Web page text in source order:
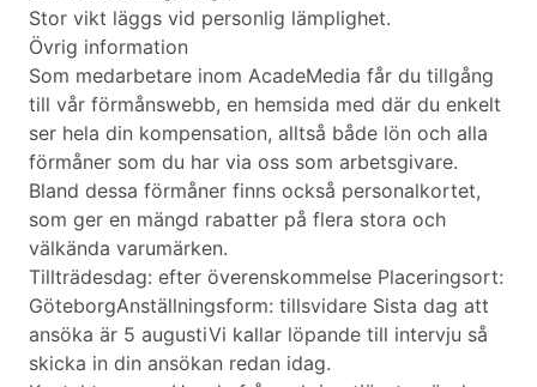
Stor vikt läggs vid personlig lämplighet.
Övrig information
Som medarbetare inom AcadeMedia får du tillgång
till vår förmånswebb, en hemsida med där du enkelt
ser hela din kompensation, alltså både lön och alla
förmåner som du har via oss som arbetsgivare.
Bland dessa förmåner finns också personalkortet,
som ger en mängd rabatter på flera stora och
välkända varumärken.
Tillträdesdag: efter överenskommelse Placeringsort:
GöteborgAnställningsform: tillsvidare Sista dag att
ansöka är 5 augustiVi kallar löpande till intervju så
skicka in din ansökan redan idag.